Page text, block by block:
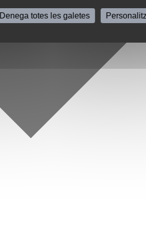
Denega totes les galetes